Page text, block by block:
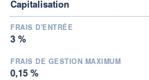
Capitalisation
FRAIS D'ENTRÉE
3 %
FRAIS DE GESTION MAXIMUM
0,15 %